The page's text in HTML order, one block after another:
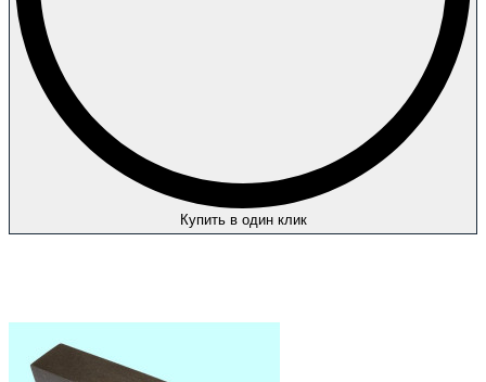
Купить в один клик